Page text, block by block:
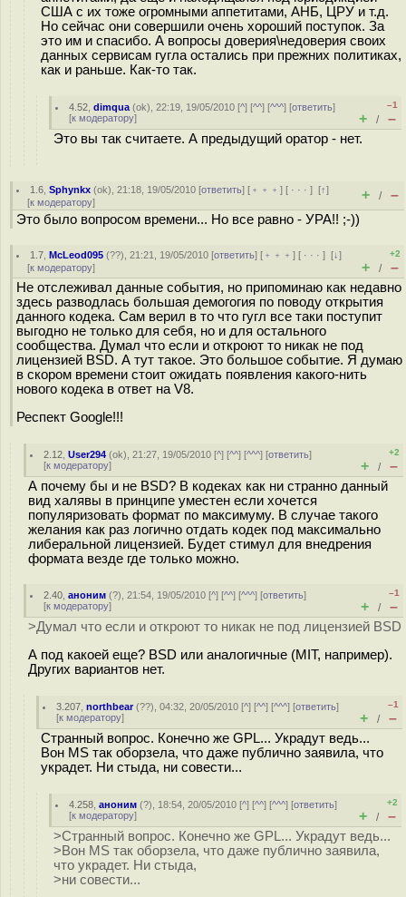
США с их тоже огромными аппетитами, АНБ, ЦРУ и т.д.
Но сейчас они совершили очень хороший поступок. За
это им и спасибо. А вопросы доверия\недоверия своих
данных сервисам гугла остались при прежних политиках,
как и раньше. Как-то так.
4.52 ,dimqua (ok), 22:19, 19/05/2010 [^] [^^] [^^^] [ответить]
[к модератору]
–1
+ / –
Это вы так считаете. А предыдущий оратор - нет.
1.6 ,Sphynkx (ok), 21:18, 19/05/2010 [ответить] [ ﹢﹢﹢] [ · · ·][↑]
[к модератору] + / –
Это было вопросом времени... Но все равно - УРА!! ;-))
1.7 ,McLeod095 (??), 21:21, 19/05/2010 [ответить] [ ﹢﹢﹢] [ · · ·][↓]
[к модератору]
+2
+ / –
Не отслеживал данные события, но припоминаю как недавно
здесь разводлась большая демогогия по поводу открытия
данного кодека. Сам верил в то что гугл все таки поступит
выгодно не только для себя, но и для остального
сообщества. Думал что если и откроют то никак не под
лицензией BSD. А тут такое. Это большое событие. Я думаю
в скором времени стоит ожидать появления какого-нить
нового кодека в ответ на V8.
Респект Google!!!
2.12 ,User294 (ok), 21:27, 19/05/2010 [^] [^^] [^^^] [ответить]
[к модератору]
+2
+ / –
А почему бы и не BSD? В кодеках как ни странно данный
вид халявы в принципе уместен если хочется
популяризовать формат по максимуму. В случае такого
желания как раз логично отдать кодек под максимально
либеральной лицензией. Будет стимул для внедрения
формата везде где только можно.
2.40 ,аноним (?), 21:54, 19/05/2010 [^] [^^] [^^^] [ответить]
[к модератору]
–1
+ / –
>Думал что если и откроют то никак не под лицензией BSD
А под какоей еще? BSD или аналогичные (MIT, например).
Других вариантов нет.
3.207 ,northbear(??), 04:32, 20/05/2010 [^] [^^] [^^^] [ответить]
[к модератору]
–1
+ / –
Странный вопрос. Конечно же GPL... Украдут ведь...
Вон MS так оборзела, что даже публично заявила, что
украдет. Ни стыда, ни совести...
4.258 ,аноним (?), 18:54, 20/05/2010 [^] [^^] [^^^] [ответить]
[к модератору]
+2
+ / –
>Странный вопрос. Конечно же GPL... Украдут ведь...
>Вон MS так оборзела, что даже публично заявила,
что украдет. Ни стыда,
>ни совести...